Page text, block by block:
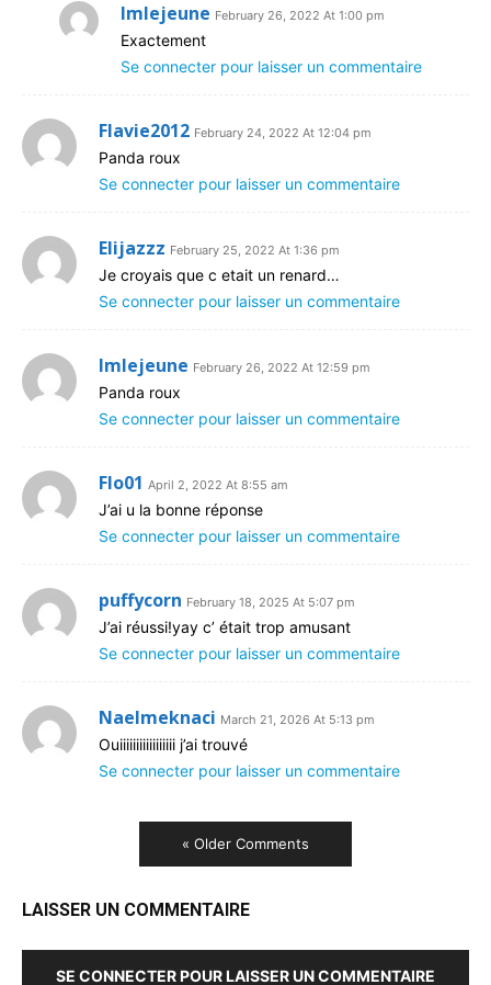
lmlejeune February 26, 2022 At 1:00 pm
Exactement
Se connecter pour laisser un commentaire
Flavie2012 February 24, 2022 At 12:04 pm
Panda roux
Se connecter pour laisser un commentaire
Elijazzz February 25, 2022 At 1:36 pm
Je croyais que c etait un renard…
Se connecter pour laisser un commentaire
lmlejeune February 26, 2022 At 12:59 pm
Panda roux
Se connecter pour laisser un commentaire
Flo01 April 2, 2022 At 8:55 am
J’ai u la bonne réponse
Se connecter pour laisser un commentaire
puffycorn February 18, 2025 At 5:07 pm
J’ai réussi!yay c’ était trop amusant
Se connecter pour laisser un commentaire
Naelmeknaci March 21, 2026 At 5:13 pm
Ouiiiiiiiiiiiiiiiii j’ai trouvé
Se connecter pour laisser un commentaire
« Older Comments
LAISSER UN COMMENTAIRE
SE CONNECTER POUR LAISSER UN COMMENTAIRE